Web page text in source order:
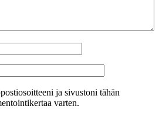
ja sivustoni tähän
varten.